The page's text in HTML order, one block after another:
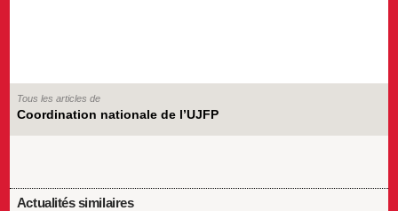
Tous les articles de
Coordination nationale de l’UJFP
Actualités similaires